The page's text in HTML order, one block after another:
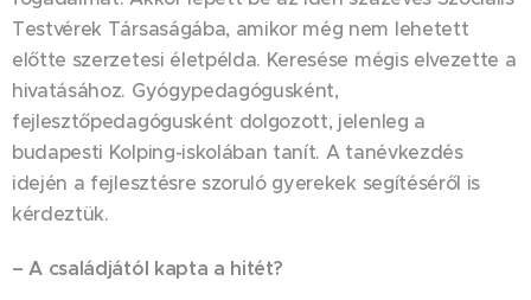
Testvérek Társaságába, amikor még nem lehetett
előtte szerzetesi életpélda. Keresése mégis elvezette a
hivatásához. Gyógypedagógusként,
fejlesztőpedagógusként dolgozott, jelenleg a
budapesti Kolping-iskolában tanít. A tanévkezdés
idején a fejlesztésre szoruló gyerekek segítéséről is
kérdeztük.
– A családjától kapta a hitét?